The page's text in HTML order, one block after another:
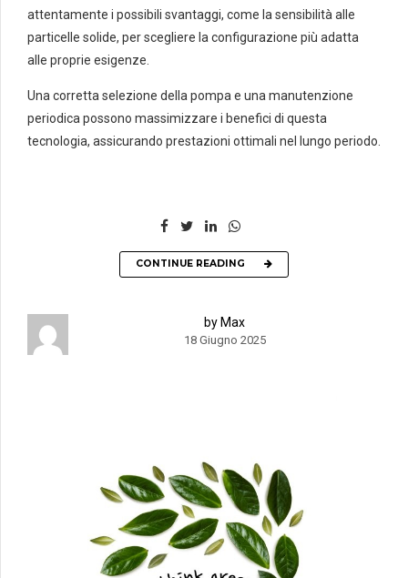
attentamente i possibili svantaggi, come la sensibilità alle
particelle solide, per scegliere la configurazione più adatta
alle proprie esigenze.
Una corretta selezione della pompa e una manutenzione
periodica possono massimizzare i benefici di questa
tecnologia, assicurando prestazioni ottimali nel lungo periodo.
CONTINUE READING
by Max
18 Giugno 2025